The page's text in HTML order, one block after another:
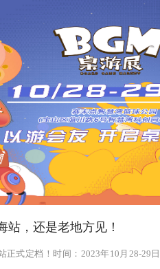
站，还是老地方见！
正式定档！时间：2023年10月28-29